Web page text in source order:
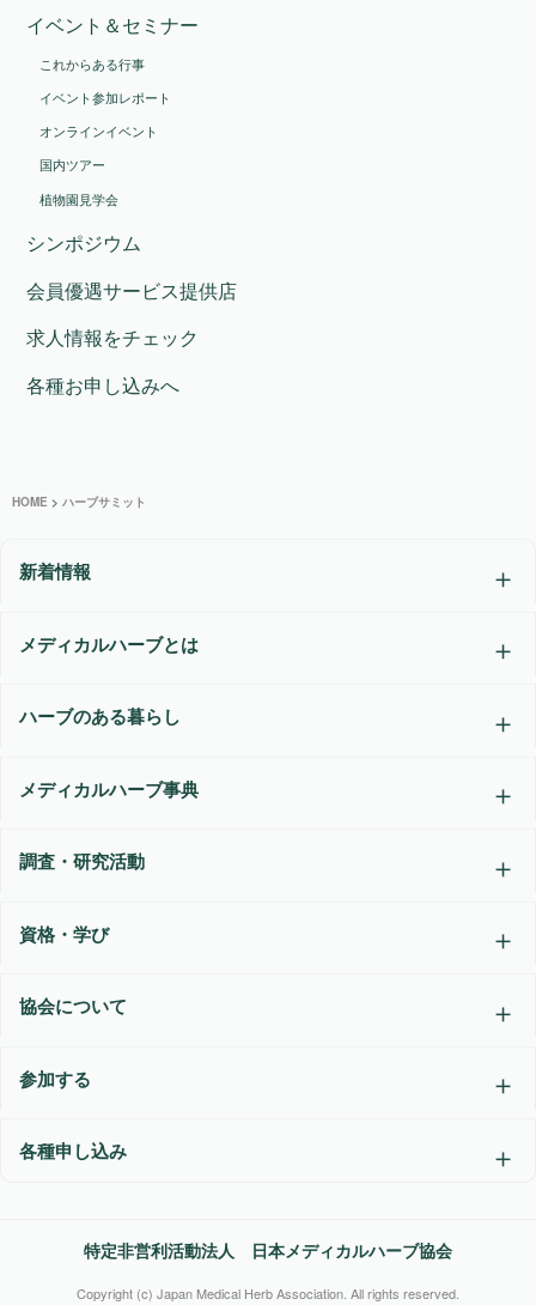
イベント＆セミナー
これからある行事
イベント参加レポート
オンラインイベント
国内ツアー
植物園見学会
シンポジウム
会員優遇サービス提供店
求人情報をチェック
各種お申し込みへ
HOME > ハーブサミット
新着情報
メディカルハーブとは
ハーブのある暮らし
メディカルハーブ事典
調査・研究活動
資格・学び
協会について
参加する
各種申し込み
特定非営利活動法人 日本メディカルハーブ協会
Copyright (c) Japan Medical Herb Association. All rights reserved.